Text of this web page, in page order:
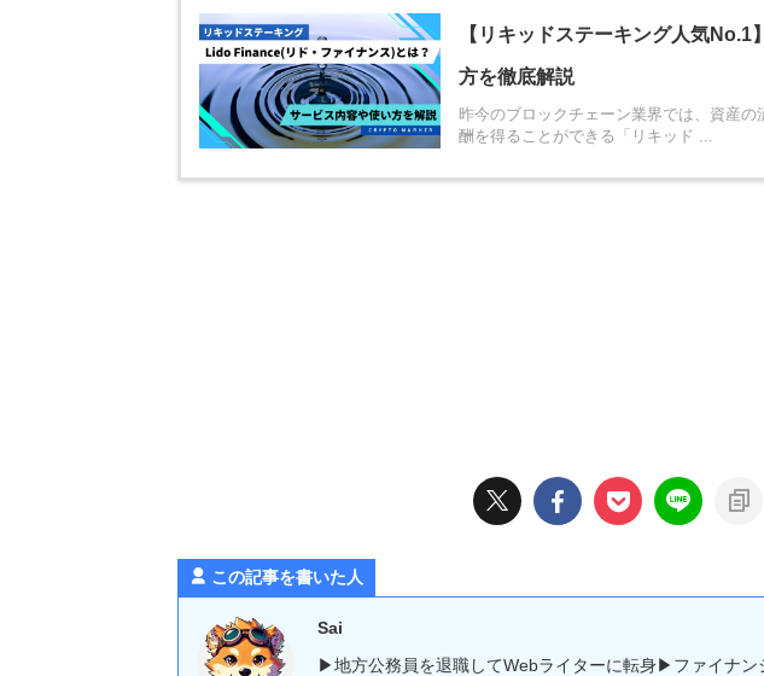
【リキッドステーキング人気
方を徹底解説
昨今のブロックチェーン業界では、資産
酬を得ることができる「リキッド ...
この記事を書いた人
Sai
▶地方公務員を退職してWebライターに転身▶ファイナン